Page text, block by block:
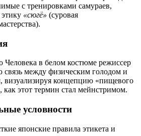
с тренировками самураев,
«сюгё» (суровая
в белом костюме режиссер
связь между физическим голодом и
визуализируя концепцию «пищевого
как этот термин стал мейнстримом.
условности
японские правила этикета и